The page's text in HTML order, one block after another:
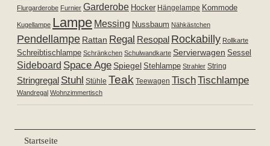
Flurgarderobe Furnier Garderobe Hocker Hängelampe Kommode
Kugellampe Lampe Messing Nussbaum Nähkästchen
Pendellampe Rattan Regal Resopal Rockabilly Rollkarte
Schreibtischlampe Schränkchen Schulwandkarte Servierwagen Sessel
Sideboard Space Age Spiegel Stehlampe Strahler String
Stringregal Stuhl Stühle Teak Teewagen TischTischlampe
Wandregal Wohnzimmertisch
Startseite